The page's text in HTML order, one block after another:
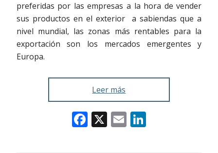
preferidas por las empresas a la hora de vender
sus productos en el exterior a sabiendas que a
nivel mundial, las zonas más rentables para la
exportación son los mercados emergentes y
Europa.
Leer más
Facebook
X EmailLinkedIn